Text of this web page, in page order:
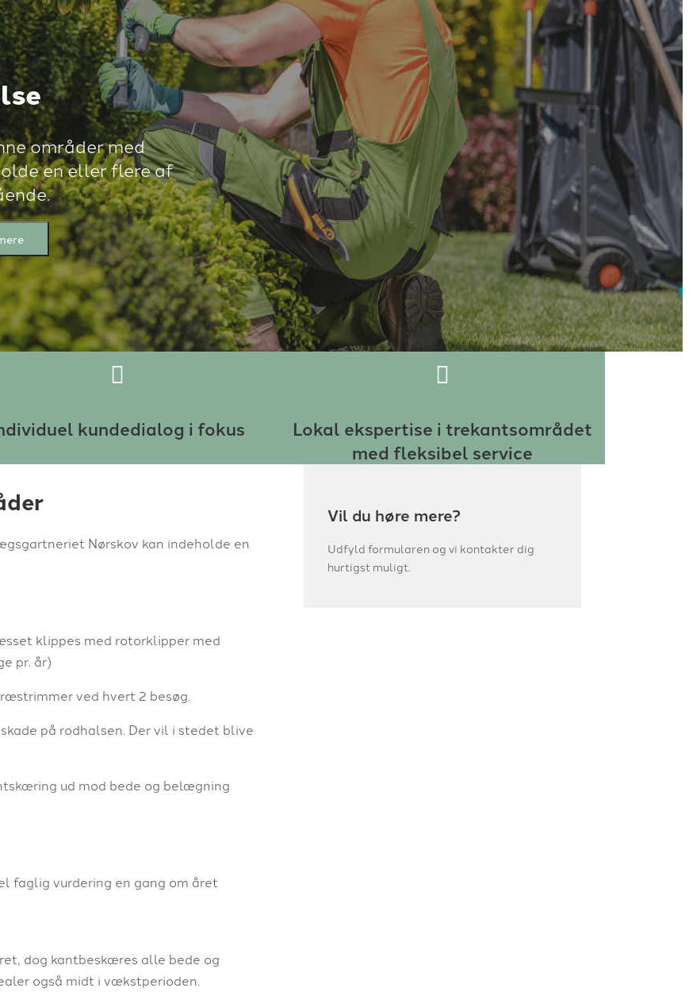
områder med
en eller flere af
kundedialog i fokus
Lokal ekspertise i trekantsområdet
med fleksibel service
Nørskov kan indeholde en
klippes med rotorklipper med
pr. år)
ved hvert 2 besøg.
på rodhalsen. Der vil i stedet blive
ud mod bede og belægning
faglig vurdering en gang om året
dog kantbeskæres alle bede og
også midt i vækstperioden.
Vil du høre mere?
Udfyld formularen og vi kontakter dig
hurtigst muligt.